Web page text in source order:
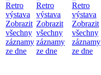
Retro
výstava
Zobrazit
všechny
záznamy
ze dne
Retro
výstava
Zobrazit
všechny
záznamy
ze dne
Retro
výstava
Zobrazit
všechny
záznamy
ze dne